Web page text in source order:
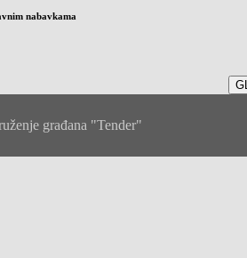
nabavkama
građana "Tender"